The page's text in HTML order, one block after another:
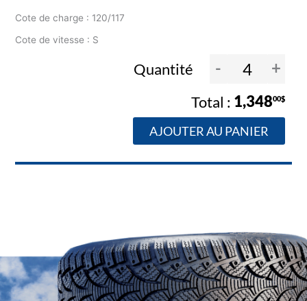
Cote de charge : 120/117
Cote de vitesse : S
Quantité - +
1,34800$
AJOUTER AU PANIER